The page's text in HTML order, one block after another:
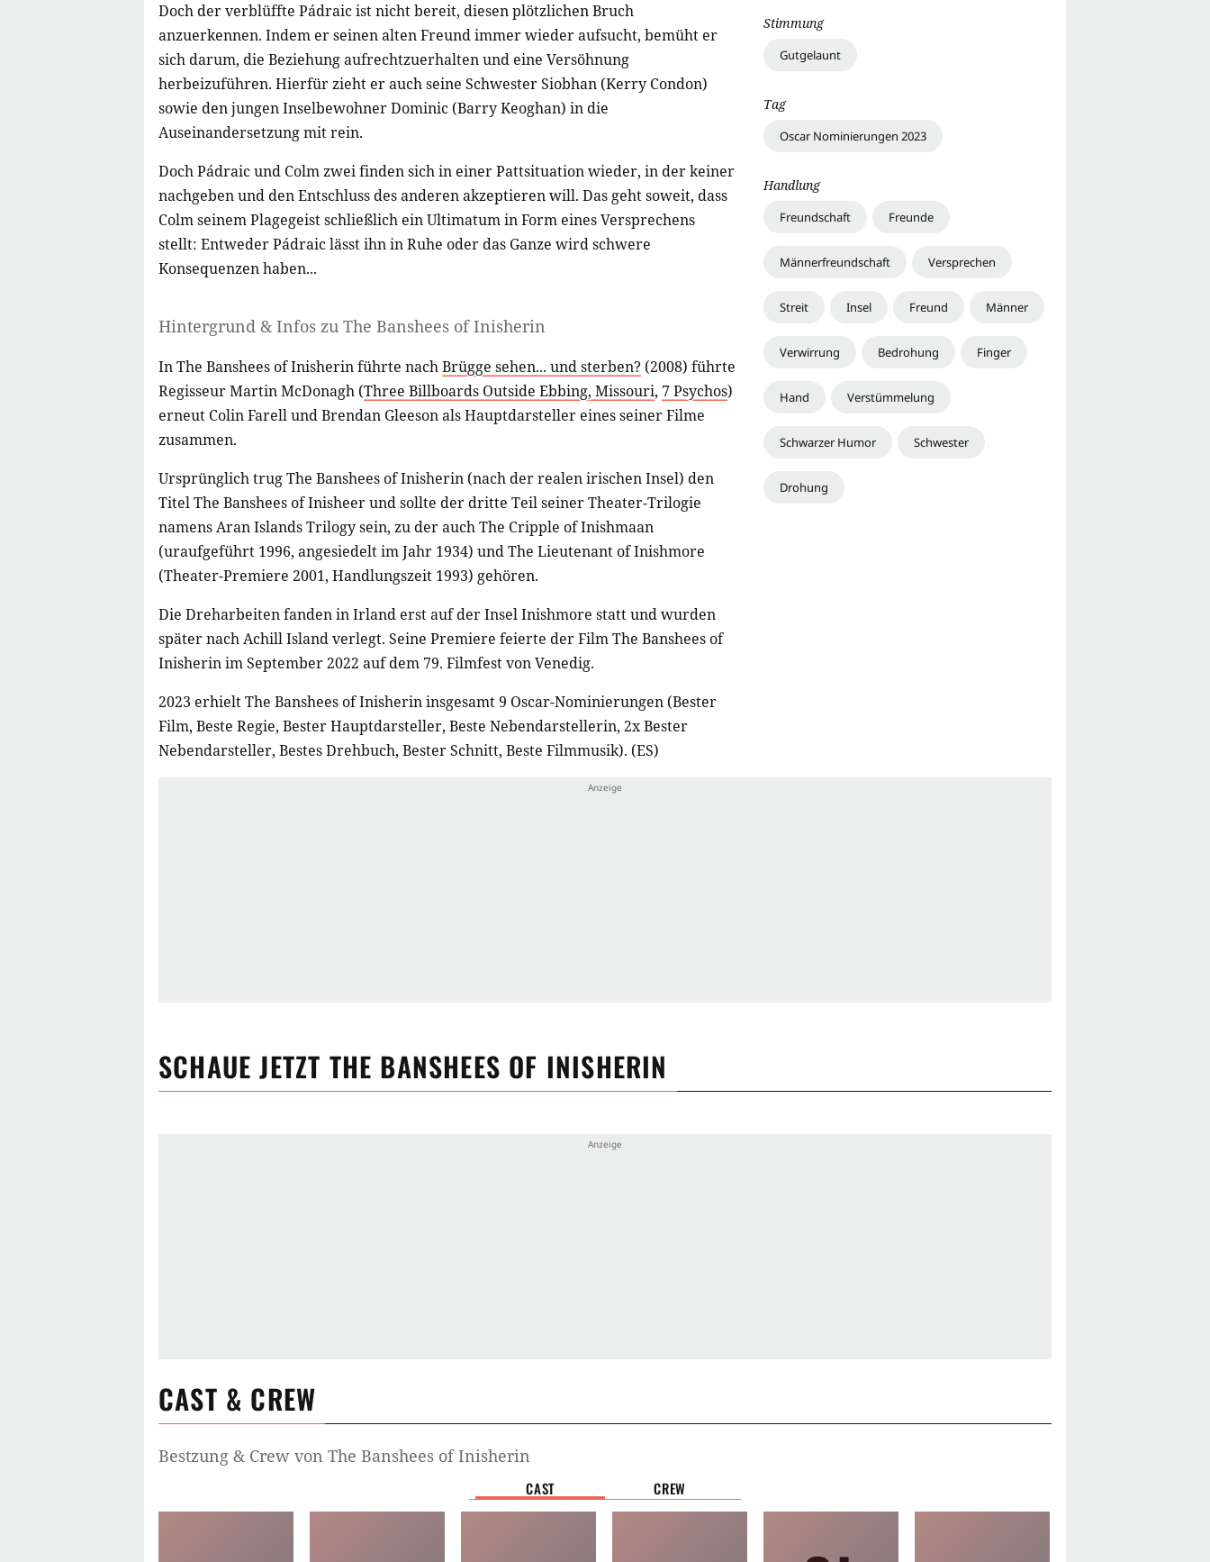
Doch der verblüffte Pádraic ist nicht bereit, diesen plötzlichen Bruch
anzuerkennen. Indem er seinen alten Freund immer wieder aufsucht, bemüht er
sich darum, die Beziehung aufrechtzuerhalten und eine Versöhnung
herbeizuführen. Hierfür zieht er auch seine Schwester Siobhan (Kerry Condon)
sowie den jungen Inselbewohner Dominic (Barry Keoghan) in die
Auseinandersetzung mit rein.
Doch Pádraic und Colm zwei finden sich in einer Pattsituation wieder, in der keiner
nachgeben und den Entschluss des anderen akzeptieren will. Das geht soweit, dass
Colm seinem Plagegeist schließlich ein Ultimatum in Form eines Versprechens
stellt: Entweder Pádraic lässt ihn in Ruhe oder das Ganze wird schwere
Konsequenzen haben...
Hintergrund & Infos zu The Banshees of Inisherin
In The Banshees of Inisherin führte nachBrügge sehen... und sterben? (2008) führte
Regisseur Martin McDonagh (Three Billboards Outside Ebbing, Missouri, 7 Psychos)
erneut Colin Farell und Brendan Gleeson als Hauptdarsteller eines seiner Filme
zusammen.
Ursprünglich trug The Banshees of Inisherin (nach der realen irischen Insel) den
Titel The Banshees of Inisheer und sollte der dritte Teil seiner Theater-Trilogie
namens Aran Islands Trilogy sein, zu der auch The Cripple of Inishmaan
(uraufgeführt 1996, angesiedelt im Jahr 1934) und The Lieutenant of Inishmore
(Theater-Premiere 2001, Handlungszeit 1993) gehören.
Die Dreharbeiten fanden in Irland erst auf der Insel Inishmore statt und wurden
später nach Achill Island verlegt. Seine Premiere feierte der Film The Banshees of
Inisherin im September 2022 auf dem 79. Filmfest von Venedig.
2023 erhielt The Banshees of Inisherin insgesamt 9 Oscar-Nominierungen (Bester
Film, Beste Regie, Bester Hauptdarsteller, Beste Nebendarstellerin, 2x Bester
Nebendarsteller, Bestes Drehbuch, Bester Schnitt, Beste Filmmusik). (ES)
Stimmung
Gutgelaunt
Tag
Oscar Nominierungen 2023
Handlung
Freundschaft Freunde
Männerfreundschaft Versprechen
Streit Insel Freund Männer
Verwirrung Bedrohung Finger
Hand Verstümmelung
Schwarzer Humor Schwester
Drohung
SCHAUE JETZT THE BANSHEES OF INISHERIN
CAST & CREW
Bestzung & Crew von The Banshees of Inisherin
CAST CREW